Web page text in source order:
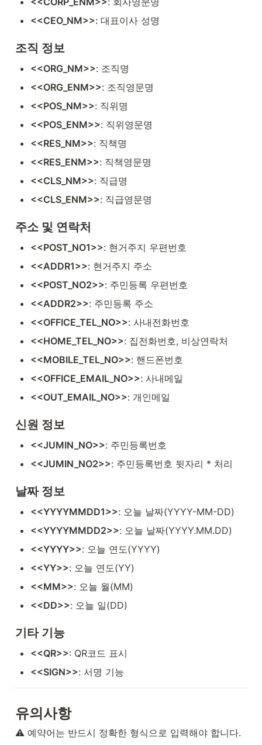
<<CEO_NM>>: 대표이사 성명
조직 정보
<<ORG_NM>>: 조직명
<<ORG_ENM>>: 조직영문명
<<POS_NM>>: 직위명
<<POS_ENM>>: 직위영문명
<<RES_NM>>: 직책명
<<RES_ENM>>: 직책영문명
<<CLS_NM>>: 직급명
<<CLS_ENM>>: 직급영문명
주소 및 연락처
<<POST_NO1>>: 현거주지 우편번호
<<ADDR1>>: 현거주지 주소
<<POST_NO2>>: 주민등록 우편번호
<<ADDR2>>: 주민등록 주소
<<OFFICE_TEL_NO>>: 사내전화번호
<<HOME_TEL_NO>>: 집전화번호, 비상연락처
<<MOBILE_TEL_NO>>: 핸드폰번호
<<OFFICE_EMAIL_NO>>: 사내메일
<<OUT_EMAIL_NO>>: 개인메일
신원 정보
<<JUMIN_NO>>: 주민등록번호
<<JUMIN_NO2>>: 주민등록번호 뒷자리 * 처리
날짜 정보
<<YYYYMMDD1>>: 오늘 날짜(YYYY-MM-DD)
<<YYYYMMDD2>>: 오늘 날짜(YYYY.MM.DD)
<<YYYY>>: 오늘 연도(YYYY)
<<YY>>: 오늘 연도(YY)
<<MM>>: 오늘 월(MM)
<<DD>>: 오늘 일(DD)
기타 기능
<<QR>>: QR코드 표시
<<SIGN>>: 서명 기능
유의사항
⚠️ 예약어는 반드시 정확한 형식으로 입력해야 합니다.